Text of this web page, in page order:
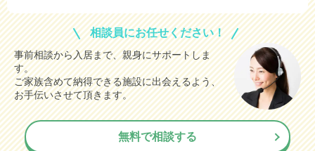
相談員にお任せください！
事前相談から入居まで、親身にサポートしま
す。
ご家族含めて納得できる施設に出会えるよう、
お手伝いさせて頂きます。
無料で相談する